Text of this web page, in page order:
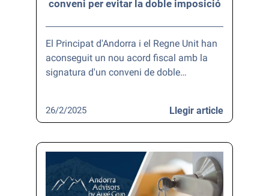
conveni per evitar la doble imposició
El Principat d'Andorra i el Regne Unit han
aconseguit un nou acord fiscal amb la
signatura d'un conveni de doble…
Llegir article
26/2/2025